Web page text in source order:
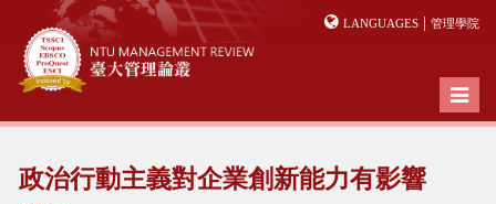
LANGUAGES | 管理學院
Toggle
政治行動主義對企業創新能力有影響